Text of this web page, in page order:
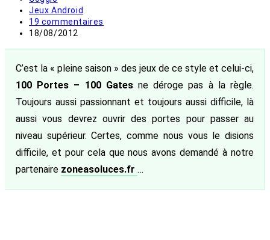
de
la
publication :
Post
category:
Jeux Android
Commentaires
de
19 commentaires
Publication
18/08/2012
C’est la « pleine saison » des jeux de ce style et celui-ci,
100 Portes – 100 Gatesne déroge pas à la règle.
Toujours aussi passionnant et toujours aussi difficile, là
aussi vous devrez ouvrir des portes pour passer au
niveau supérieur. Certes, comme nous vous le disions
difficile, et pour cela que nous avons demandé à notre
partenaire zoneasoluces.fr …